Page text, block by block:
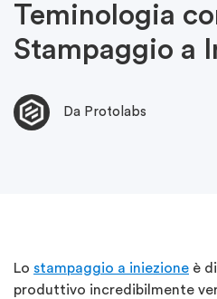
Teminologia
Stampaggio a
Da Protolabs
Lo stampaggio a iniezione è
produttivo incredibilmente